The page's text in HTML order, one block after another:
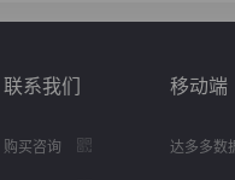
联系我们
购买咨询
移动端
达多多数